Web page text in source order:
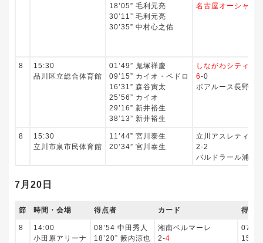
18’05” 毛利元亮
30’11” 毛利元亮
30’35” 中村心之佑
名古屋オーシャン
8
15:30
品川区立総合体育館
01’49” 鬼塚祥慶
09’15” カイオ・ペドロ
16’31” 森谷寅太
25’56” カイオ
29’16” 新井裕生
38’13” 新井裕生
しながわシティ
6-0
ボアルース長野
8
15:30
立川市泉市民体育館
11’44” 宮川泰生
20’34” 宮川泰生
立川アスレティッ
2-2
バルドラール浦安
7月20日
節 時間・会場 得点者 カード 得点
8
14:00
小田原アリーナ
08’54 中田秀人
18’20” 籔内涼也
湘南ベルマーレ
2-4